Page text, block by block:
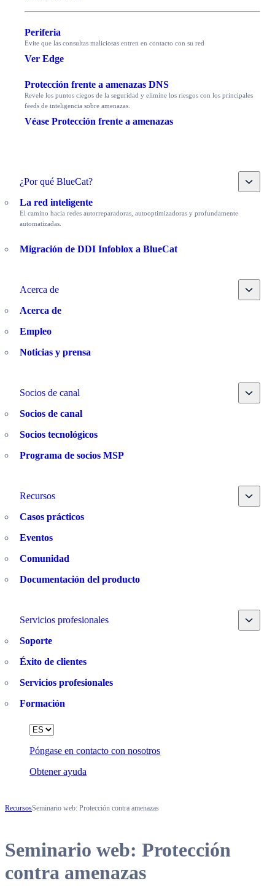
Periferia
Evite que las consultas maliciosas entren en contacto con su red
Ver Edge
Protección frente a amenazas DNS
Revele los puntos ciegos de la seguridad y elimine los riesgos con los principales
feeds de inteligencia sobre amenazas.
Véase Protección frente a amenazas
¿Por qué BlueCat? Toggle
La red inteligente
El camino hacia redes autorreparadoras, autooptimizadoras y profundamente
automatizadas.
Migración de DDI Infoblox a BlueCat
Acerca de Toggle
Acerca de
Empleo
Noticias y prensa
Socios de canal Toggle
Socios de canal
Socios tecnológicos
Programa de socios MSP
Recursos Toggle
Casos prácticos
Eventos
Comunidad
Documentación del producto
Servicios profesionales Toggle
Soporte
Éxito de clientes
Servicios profesionales
Formación
Póngase en contacto con nosotros
Obtener ayuda
Language
RecursosSeminario web: Protección contra amenazas
Seminario web: Protección
contra amenazas